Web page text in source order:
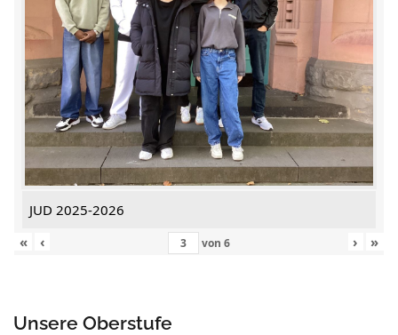
JUD 2025-2026
«
‹ von 6 › »
Unsere Oberstufe